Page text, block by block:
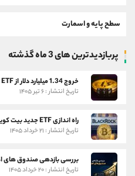
سطح پایه و اسمارت
پربازدیدترین های 3 ماه گذشته
خروج 1.34 میلیارد دلار از ETF های بیت کوین در یک هفته
تاریخ انتشار : ۶ تیر ۱۴۰۵
راه اندازی ETF جدید بیت کوین با درآمد ماهانه
تاریخ انتشار : ۲۱ خرداد ۱۴۰۵
بررسی بازدهی صندوق های
تاریخ انتشار : ۲۰ خرداد ۱۴۰۵